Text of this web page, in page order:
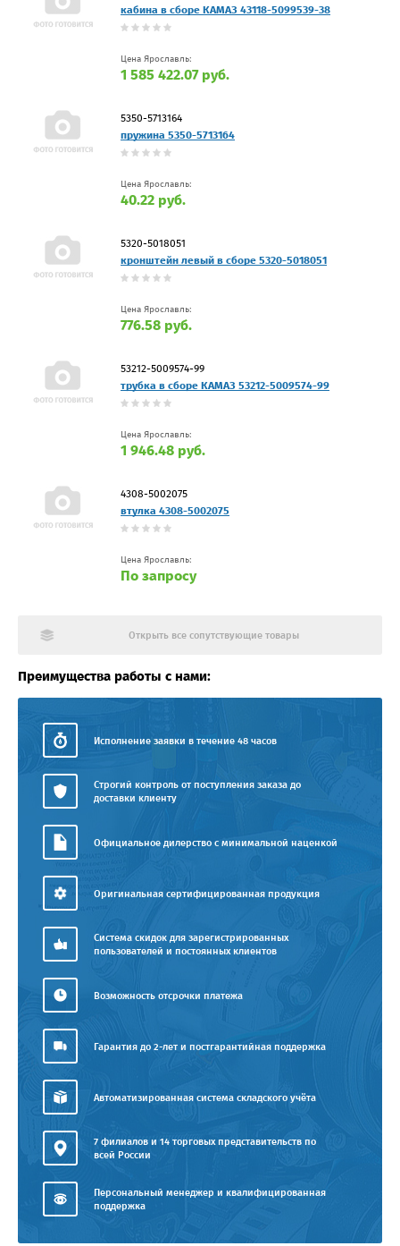
кабина в сборе КАМАЗ 43118-5099539-38
Цена Ярославль:
1 585 422.07 руб.
5350-5713164
пружина 5350-5713164
Цена Ярославль:
40.22 руб.
5320-5018051
кронштейн левый в сборе 5320-5018051
Цена Ярославль:
776.58 руб.
53212-5009574-99
трубка в сборе КАМАЗ 53212-5009574-99
Цена Ярославль:
1 946.48 руб.
4308-5002075
втулка 4308-5002075
Цена Ярославль:
По запросу
Открыть все сопутствующие товары
Преимущества работы с нами:
Исполнение заявки в течение 48 часов
Строгий контроль от поступления заказа до
доставки клиенту
Официальное дилерство с минимальной наценкой
Оригинальная сертифицированная продукция
Система скидок для зарегистрированных
пользователей и постоянных клиентов
Возможность отсрочки платежа
Гарантия до 2-лет и постгарантийная поддержка
Автоматизированная система складского учёта
7 филиалов и 14 торговых представительств по
всей России
Персональный менеджер и квалифицированная
поддержка